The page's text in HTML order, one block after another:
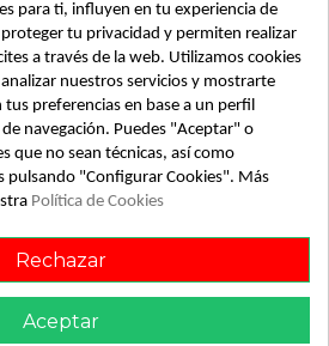
Turismo
49349
373
100029489
para ti, influyen en tu experiencia de
tu privacidad y permiten realizar
a través de la web. Utilizamos cookies
nuestros servicios y mostrarte
preferencias en base a un perfil
navegación. Puedes "Aceptar" o
que no sean técnicas, así como
pulsando "Configurar Cookies". Más
Política de Cookies
Rechazar
Aceptar